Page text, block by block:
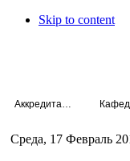
Skip to content
Среда, 17 Февраль